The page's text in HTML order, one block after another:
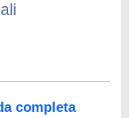
completa